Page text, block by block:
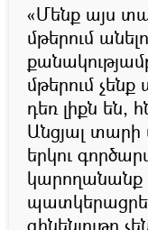
«Մենք այս
մթերում
մթերում
դեռ լիքն են,
Անցյալ տարի
երկու
կարողանանք
գինենյութը